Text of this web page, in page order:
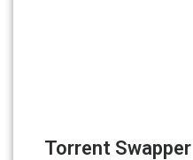
Torrent